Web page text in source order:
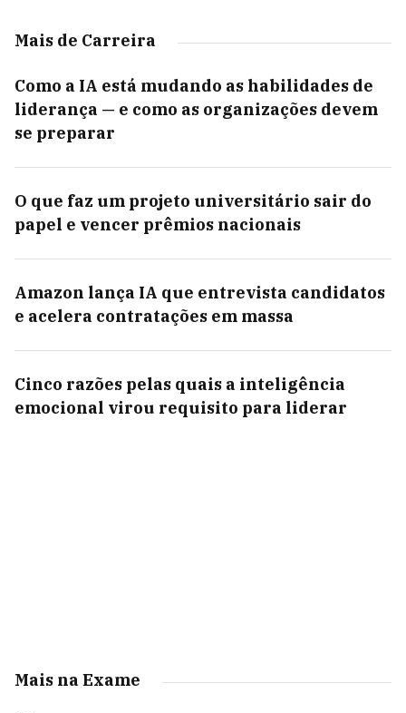
Mais de Carreira
Como a IA está mudando as habilidades de
liderança — e como as organizações devem
se preparar
O que faz um projeto universitário sair do
papel e vencer prêmios nacionais
Amazon lança IA que entrevista candidatos
e acelera contratações em massa
Cinco razões pelas quais a inteligência
emocional virou requisito para liderar
Mais na Exame